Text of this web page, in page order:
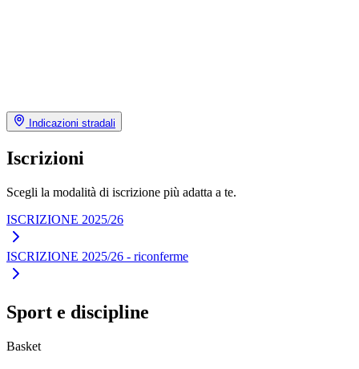
Indicazioni stradali
Iscrizioni
Scegli la modalità di iscrizione più adatta a te.
ISCRIZIONE 2025/26
ISCRIZIONE 2025/26 - riconferme
Sport e discipline
Basket